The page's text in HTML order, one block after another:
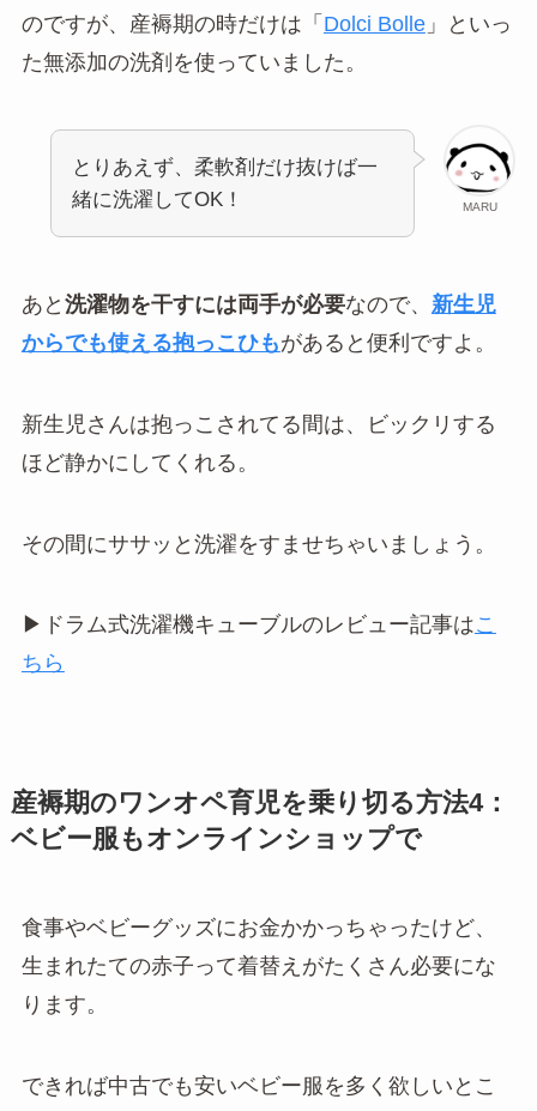
のですが、産褥期の時だけは「 Dolci Bolle」といっ
た無添加の洗剤を使っていました。
MARU
とりあえず、柔軟剤だけ抜けば一
緒に洗濯してOK！
あと 洗濯物を干すには両手が必要なので、 新生児
からでも使える抱っこひもがあると便利ですよ。
新生児さんは抱っこされてる間は、ビックリする
ほど静かにしてくれる。
その間にササッと洗濯をすませちゃいましょう。
▶︎ドラム式洗濯機キューブルのレビュー記事はこ
ちら
産褥期のワンオペ育児を乗り切る方法4：
ベビー服もオンラインショップで
食事やベビーグッズにお金かかっちゃったけど、
生まれたての赤子って着替えがたくさん必要にな
ります。
できれば中古でも安いベビー服を多く欲しいとこ